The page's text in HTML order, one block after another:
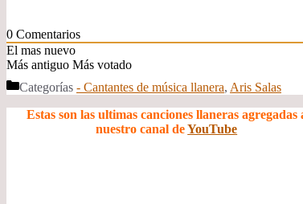
0 Comentarios
El mas nuevo
Más antiguo Más votado
Categorías - Cantantes de música llanera, Aris Salas
Estas son las ultimas canciones llaneras agregadas
nuestro canal deYouTube